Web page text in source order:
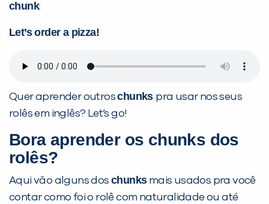
chunk:
Let’s order a pizza!
Quer aprender outroschunks pra usar nos seus
rolês em inglês? Let’s go!
Bora aprender os chunks dos
rolês?
Aqui vão alguns dos chunksmais usados pra você
contar como foi o rolê com naturalidade ou até
Preencha com seus dados abaixo e
já vamos te colocar em contato